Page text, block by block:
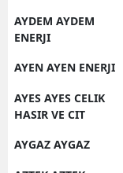
AYDEM AYDEM
ENERJI
AYEN AYEN ENERJI
AYES AYES CELIK
HASIR VE CIT
AYGAZ AYGAZ